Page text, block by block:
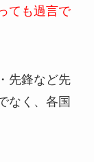
ても過言で
先鋒など先
なく、各国